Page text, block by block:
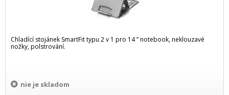
Chladící stojánek SmartFit typu 2 v 1 pro 14 ” notebook, neklouzavé
nožky, polstrování.
nie je skladom